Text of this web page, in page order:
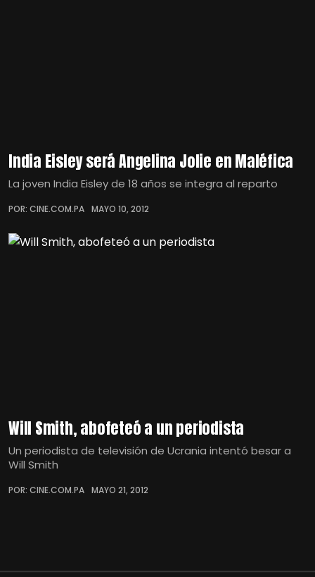
India Eisley será Angelina Jolie en Maléfica
La joven India Eisley de 18 años se integra al reparto
POR: CINE.COM.PA MAYO 10, 2012
Will Smith, abofeteó a un periodista
Un periodista de televisión de Ucrania intentó besar a
Will Smith
POR: CINE.COM.PA MAYO 21, 2012